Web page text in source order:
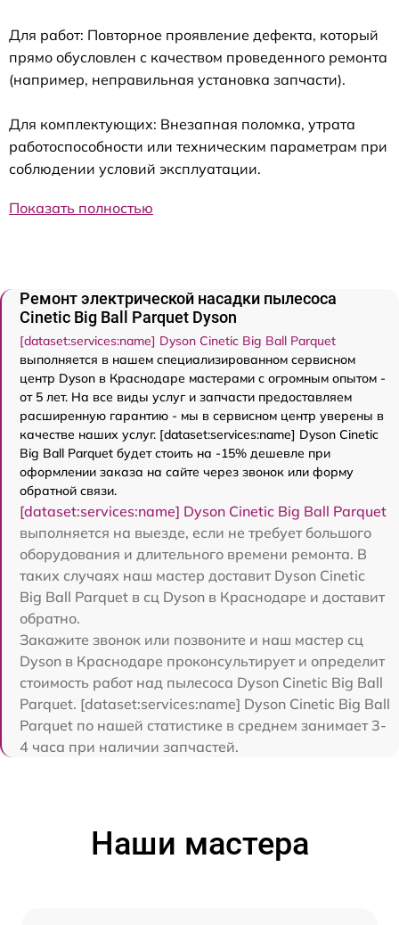
Для работ: Повторное проявление дефекта, который
прямо обусловлен с качеством проведенного ремонта
(например, неправильная установка запчасти).
Для комплектующих: Внезапная поломка, утрата
работоспособности или техническим параметрам при
соблюдении условий эксплуатации.
Показать полностью
Ремонт электрической насадки пылесоса
Cinetic Big Ball Parquet Dyson
[dataset:services:name] Dyson Cinetic Big Ball Parquet
выполняется в нашем специализированном сервисном
центр Dyson в Краснодаре мастерами с огромным опытом -
от 5 лет. На все виды услуг и запчасти предоставляем
расширенную гарантию - мы в сервисном центр уверены в
качестве наших услуг. [dataset:services:name] Dyson Cinetic
Big Ball Parquet будет стоить на -15% дешевле при
оформлении заказа на сайте через звонок или форму
обратной связи.
[dataset:services:name] Dyson Cinetic Big Ball Parquet
выполняется на выезде, если не требует большого
оборудования и длительного времени ремонта. В
таких случаях наш мастер доставит Dyson Cinetic
Big Ball Parquet в сц Dyson в Краснодаре и доставит
обратно.
Закажите звонок или позвоните и наш мастер сц
Dyson в Краснодаре проконсультирует и определит
стоимость работ над пылесоса Dyson Cinetic Big Ball
Parquet. [dataset:services:name] Dyson Cinetic Big Ball
Parquet по нашей статистике в среднем занимает 3-
4 часа при наличии запчастей.
Наши мастера